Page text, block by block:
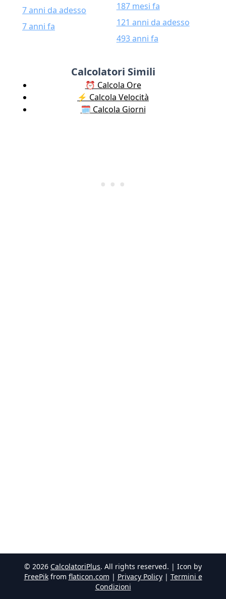
7 anni da adesso
7 anni fa
187 mesi fa
121 anni da adesso
493 anni fa
Calcolatori Simili
⏰ Calcola Ore
⚡️ Calcola Velocità
🗓️ Calcola Giorni
© 2026 CalcolatoriPlus. All rights reserved. | Icon by
FreePik from flaticon.com | Privacy Policy| Termini e
Condizioni